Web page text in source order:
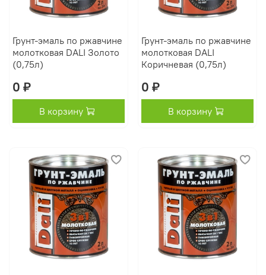
Грунт-эмаль по ржавчине
молотковая DALI Золото
(0,75л)
0 ₽
В корзину
Грунт-эмаль по ржавчине
молотковая DALI
Коричневая (0,75л)
0 ₽
В корзину